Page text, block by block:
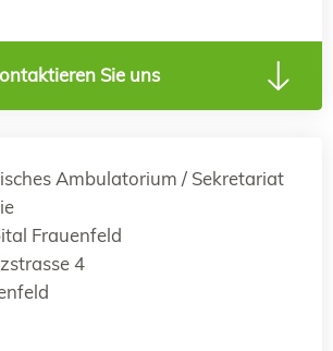
Sie uns
Ambulatorium / Sekretariat
Frauenfeld
4